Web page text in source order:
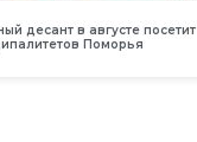
десант в августе посетит
Поморья